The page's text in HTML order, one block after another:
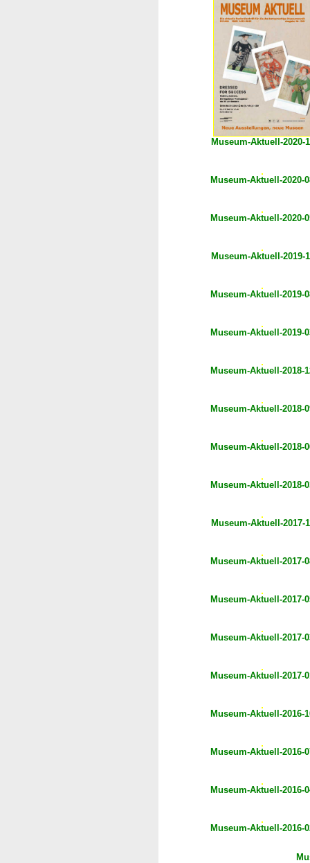
Museum-Aktuell-2020-
Museum-Aktuell-2020-
Museum-Aktuell-2020-
Museum-Aktuell-2019-
Museum-Aktuell-2019-
Museum-Aktuell-2019-
Museum-Aktuell-2018-
Museum-Aktuell-2018-
Museum-Aktuell-2018-
Museum-Aktuell-2018-
Museum-Aktuell-2017-
Museum-Aktuell-2017-
Museum-Aktuell-2017-
Museum-Aktuell-2017-
Museum-Aktuell-2017-
Museum-Aktuell-2016-
Museum-Aktuell-2016-
Museum-Aktuell-2016-
Museum-Aktuell-2016-